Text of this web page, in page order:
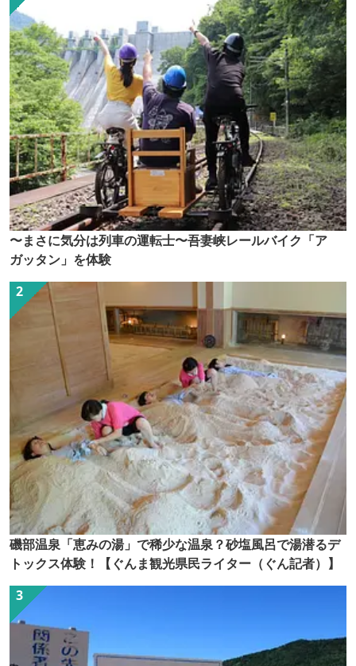
〜まさに気分は列車の運転士〜吾妻峡レールバイク「ア
ガッタン」を体験
磯部温泉「恵みの湯」で稀少な温泉？砂塩風呂で湯潜るデ
トックス体験！【ぐんま観光県民ライター（ぐん記者）】